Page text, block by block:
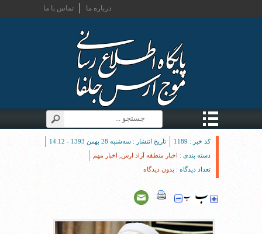
تماس با ما درباره ما
کد خبر : 1189
تاریخ انتشار : سه‌شنبه 28 بهمن 1393 - 14:12
دسته بندی : اخبار منطقه آزاد ارس
اخبار مهم
تعداد دیدگاه : بدون دیدگاه